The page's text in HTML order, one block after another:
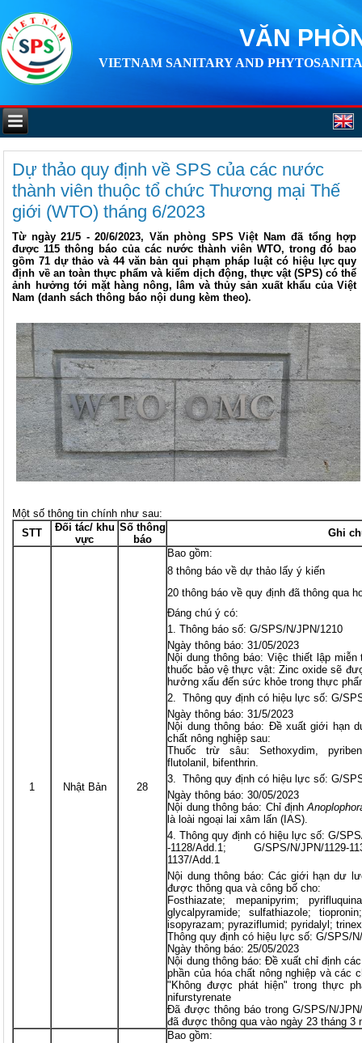
VĂN
VIETNAM SANITARY AND
Dự thảo quy định về SPS của các nước
thành viên thuộc tổ chức Thương mại Thế
giới (WTO) tháng 6/2023
Từ ngày 21/5 - 20/6/2023, Văn phòng SPS Việt Nam đã tổng hợp
được 115 thông báo của các nước thành viên WTO, trong đó bao
gồm 71 dự thảo và 44 văn bản qui phạm pháp luật có hiệu lực quy
định về an toàn thực phẩm và kiểm dịch động, thực vật (SPS) có thể
ảnh hưởng tới mặt hàng nông, lâm và thủy sản xuất khẩu của Việt
Nam (danh sách thông báo nội dung kèm theo).
Một số thông tin chính như sau:
STT
Đối tác/ khu
vực
Số thông
báo
Ghi
1 Nhật Bản 28
Bao gồm:
8 thông báo về dự thảo lấy ý kiến
20 thông báo về quy định đã thông qua
Đáng chú ý có:
Thông báo số: G/SPS/N/JPN/1210
Ngày thông báo: 31/05/2023
Nội dung thông báo: Việc thiết lập
thuốc bảo vệ thực vật: Zinc oxide sẽ
hưởng xấu đến sức khỏe trong thực
Thông quy định có hiệu lực số: G/
Ngày thông báo: 31/5/2023
Nội dung thông báo: Đề xuất giới hạn
chất nông nghiệp sau:
Thuốc trừ sâu: Sethoxydim,
flutolanil, bifenthrin.
Thông quy định có hiệu lực số: G/
Ngày thông báo: 30/05/2023
Nội dung thông báo: Chỉ định
là loài ngoại lai xâm lấn (IAS).
Thông quy định có hiệu lực số: G/
-1128/Add.1; G/SPS/N/JPN/1129-
1137/Add.1
Nội dung thông báo: Các giới hạn dư
được thông qua và công bố cho:
Fosthiazate; mepanipyrim;
glycalpyramide; sulfathiazole;
isopyrazam; pyraziflumid; pyridalyl;
Thông quy định có hiệu lực số: G/SPS/
Ngày thông báo: 25/05/2023
Nội dung thông báo: Đề xuất chỉ định
phần của hóa chất nông nghiệp và các
"Không được phát hiện" trong thực
nifurstyrenate
Đã được thông báo trong G/SPS/N/
đã được thông qua vào ngày 23 tháng 3
Bao gồm: